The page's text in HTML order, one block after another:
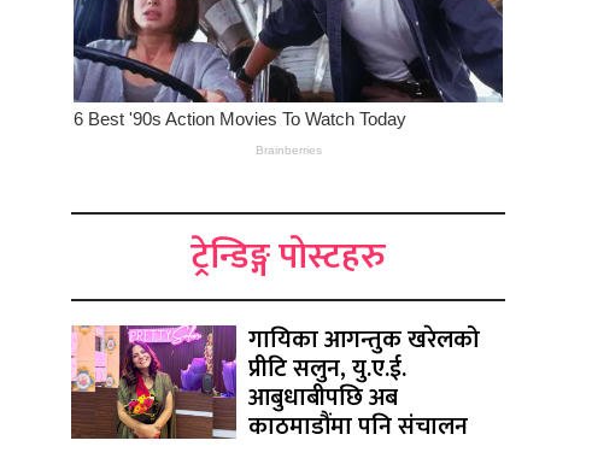
ट्रेन्डिङ्ग पोस्टहरु
गायिका आगन्तुक खरेलको
प्रीटि सलुन, यु.ए.ई.
आबुधाबीपछि अब
काठमाडौंमा पनि संचालन